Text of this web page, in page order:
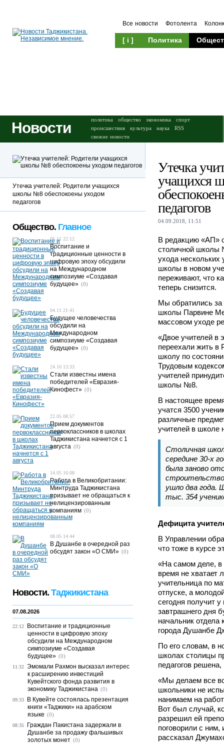
Все новости Фотолента
[ i ] Политика
Новости политика общество экономика
спорт
происшествия
культура наука
RSS
свежие новости
Утечка
учащихся
педагогов
04.09.2018, 11:51
В редакцию «АП»
столичной школы
ухода нескольких
школы в новом
переживают, что
теперь снизится.
Мы обратились за
школы Парвине
массовом уходе
«Двое учителей в
переехали жить в
школу по
Трудовым
учителей
школы №8.
В настоящее
учатся 3500
различные
учителей в школе
Столичная
середине 30-х
была заново
строительство
ушло два года.
тыс. 354
Дефицита
В Управлении
что тоже в курсе
«На самом деле,
время не хватает
учительница по
отпуске, а
сегодня получит
завтрашнего дня
начальник отдела
города Душанбе
По его словам, в
школах столицы
педагогов
«Мы делаем все
школьники не
нанимаем на
Вот был случай,
разрешил ей
поговорили с
рассказал
Утечка учителей: Родители учащихся
школы №8 обеспокоены уходом
педагогов
Общество. Главное
05.11 22:12
Воспитание и
традиционные ценности в
цифровую эпоху обсудили
на Международном
симпозиуме «Создавая
будущее» (0)
04.11 21:41
Будущее человечества
обсудили на
Международном
симпозиуме «Создавая
будущее» (0)
24.10 13:33
Стали известны имена
победителей «Евразия-
Кинофест» (0)
22.05 08:57
Прием документов
первоклассников в школах
Таджикистана начнется с 1
августа (0)
14.05 16:08
Работа в Великобритании:
Минтруда Таджикистана
призывает не обращаться к
нелицензированным
компаниям (0)
08.05 14:44
В Душанбе в очередной раз
обсудят закон «О СМИ» (0)
Новости. Таджикистана
07.08.2026
22:12
Воспитание и традиционные
ценности в цифровую эпоху
обсудили на Международном
симпозиуме «Создавая
будущее» (0)
11:32 Эмомали Рахмон высказал интерес
к расширению инвестиций
Кувейтского фонда развития в
экономику Таджикистана (0)
09:33
В Кувейте состоялась презентация
книги «Таджики» на арабском
языке (0)
08:35
Граждан Пакистана задержали в
Душанбе за продажу фальшивых
золотых монет (0)